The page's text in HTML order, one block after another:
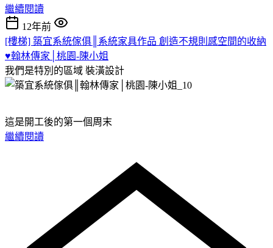
繼續閱讀
12年前
[樓梯] 築宜系統傢俱║系統家具作品 創造不規則感空間的收納
♥翰林傳家│桃園-陳小姐
我們是特別的區域 裝潢設計
這是開工後的第一個周末
繼續閱讀